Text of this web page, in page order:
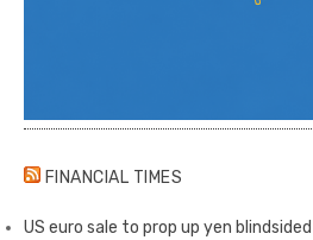
FINANCIAL TIMES
US euro sale to prop up yen blindsided